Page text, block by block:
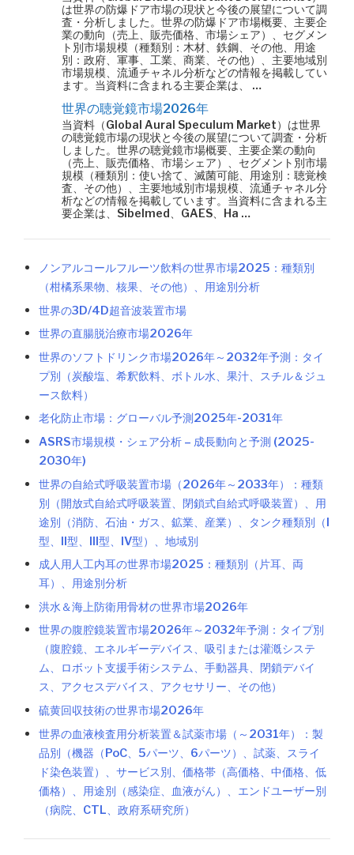
は世界の防爆ドア市場の現状と今後の展望について調
査・分析しました。世界の防爆ドア市場概要、主要企
業の動向（売上、販売価格、市場シェア）、セグメン
ト別市場規模（種類別：木材、鉄鋼、その他、用途
別：政府、軍事、工業、商業、その他）、主要地域別
市場規模、流通チャネル分析などの情報を掲載してい
ます。当資料に含まれる主要企業は、 …
世界の聴覚鏡市場2026年
当資料（Global Aural Speculum Market）は世界
の聴覚鏡市場の現状と今後の展望について調査・分析
しました。世界の聴覚鏡市場概要、主要企業の動向
（売上、販売価格、市場シェア）、セグメント別市場
規模（種類別：使い捨て、滅菌可能、用途別：聴覚検
査、その他）、主要地域別市場規模、流通チャネル分
析などの情報を掲載しています。当資料に含まれる主
要企業は、Sibelmed、GAES、Ha …
ノンアルコールフルーツ飲料の世界市場2025：種類別
（柑橘系果物、核果、その他）、用途別分析
世界の3D/4D超音波装置市場
世界の直腸脱治療市場2026年
世界のソフトドリンク市場2026年～2032年予測：タイ
プ別（炭酸塩、希釈飲料、ボトル水、果汁、スチル＆ジュ
ース飲料）
老化防止市場：グローバル予測2025年-2031年
ASRS市場規模・シェア分析 – 成長動向と予測 (2025-
2030年)
世界の自給式呼吸装置市場（2026年～2033年）：種類
別（開放式自給式呼吸装置、閉鎖式自給式呼吸装置）、用
途別（消防、石油・ガス、鉱業、産業）、タンク種類別（I
型、II型、III型、IV型）、地域別
成人用人工内耳の世界市場2025：種類別（片耳、両
耳）、用途別分析
洪水＆海上防衛用骨材の世界市場2026年
世界の腹腔鏡装置市場2026年～2032年予測：タイプ別
（腹腔鏡、エネルギーデバイス、吸引または灌漑システ
ム、ロボット支援手術システム、手動器具、閉鎖デバイ
ス、アクセスデバイス、アクセサリー、その他）
硫黄回収技術の世界市場2026年
世界の血液検査用分析装置＆試薬市場（～2031年）：製
品別（機器（PoC、5パーツ、6パーツ）、試薬、スライ
ド染色装置）、サービス別、価格帯（高価格、中価格、低
価格）、用途別（感染症、血液がん）、エンドユーザー別
（病院、CTL、政府系研究所）